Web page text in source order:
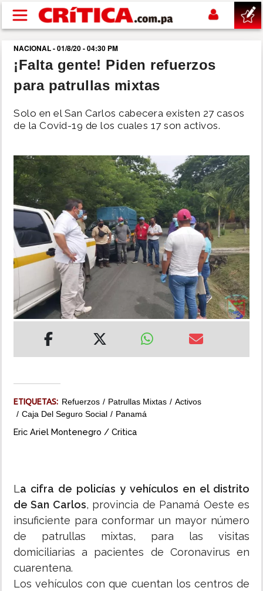
Pasar al contenido principal
buscar
SUCESOS
NACIONAL
SHOW
DEPORTES
MUNDO
INSÓLITAS
MULTIMEDIA
NACIONAL - 01/8/20 - 04:30 PM
¡Falta gente! Piden refuerzos
para patrullas mixtas
Solo en el San Carlos cabecera existen 27 casos
de la Covid-19 de los cuales 17 son activos.
ETIQUETAS: Refuerzos Patrullas Mixtas
Activos
Caja Del Seguro Social
Panamá
Eric Ariel Montenegro / Critica
La cifra de policías y vehículos en el distrito
de San Carlos, provincia de Panamá Oeste es
insuficiente para conformar un mayor número
de patrullas mixtas, para las visitas
domiciliarias a pacientes de Coronavirus en
cuarentena.
Los vehículos con que cuentan los centros de